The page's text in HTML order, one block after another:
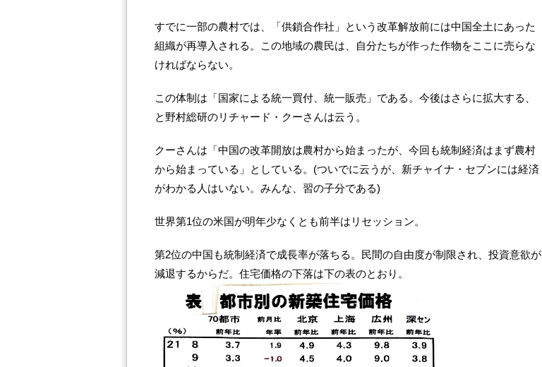
すでに一部の農村では、「供鎖合作社」という改革解放前には中国全土にあった
組織が再導入される。この地域の農民は、自分たちが作った作物をここに売らな
ければならない。
この体制は「国家による統一買付、統一販売」である。今後はさらに拡大する、
と野村総研のリチャード・クーさんは云う。
クーさんは「中国の改革開放は農村から始まったが、今回も統制経済はまず農村
から始まっている」としている。(ついでに云うが、新チャイナ・セブンには経済
がわかる人はいない。みんな、習の子分である)
世界第1位の米国が明年少なくとも前半はリセッション。
第2位の中国も統制経済で成長率が落ちる。民間の自由度が制限され、投資意欲が
減退するからだ。住宅価格の下落は下の表のとおり。